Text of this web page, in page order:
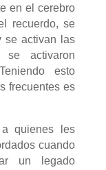
en el cerebro
recuerdo, se
se activan las
se activaron
esto
frecuentes es
a quienes les
cuando
un legado